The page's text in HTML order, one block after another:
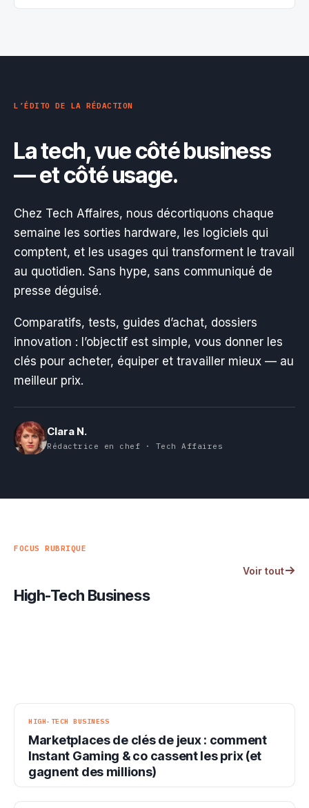
L’ÉDITO DE LA RÉDACTION
La tech, vue côté business
— et côté usage.
Chez Tech Affaires, nous décortiquons chaque
semaine les sorties hardware, les logiciels qui
comptent, et les usages qui transforment le travail
au quotidien. Sans hype, sans communiqué de
presse déguisé.
Comparatifs, tests, guides d’achat, dossiers
innovation : l’objectif est simple, vous donner les
clés pour acheter, équiper et travailler mieux — au
meilleur prix.
Clara N.
Rédactrice en chef · Tech Affaires
FOCUS RUBRIQUE
High-Tech Business
Voir tout
HIGH-TECH BUSINESS
Marketplaces de clés de jeux : comment
Instant Gaming & co cassent les prix (et
gagnent des millions)